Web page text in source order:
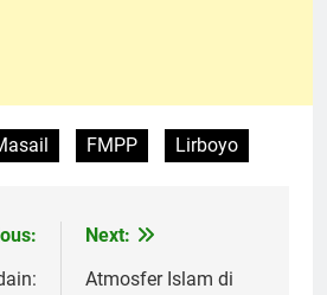
FMPP Lirboyo
Next:
Atmosfer Islam di